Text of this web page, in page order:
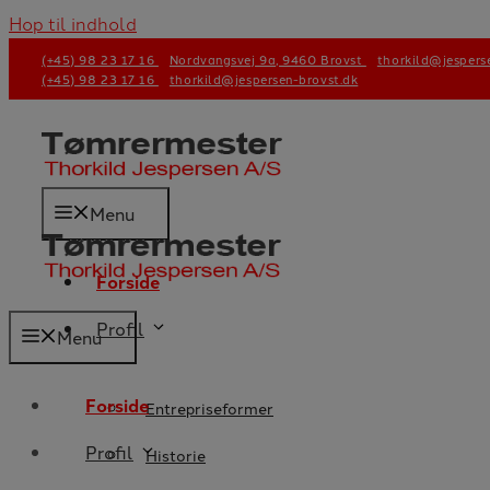
Hop til indhold
(+45) 98 23 17 16 Nordvangsvej 9a, 9460 Brovst
(+45) 98 23 17 16
thorkild@jespersen-brovst.dk
Menu
Forside
Profil
Entrepriseformer
Historie
Menu
Forside
Profil